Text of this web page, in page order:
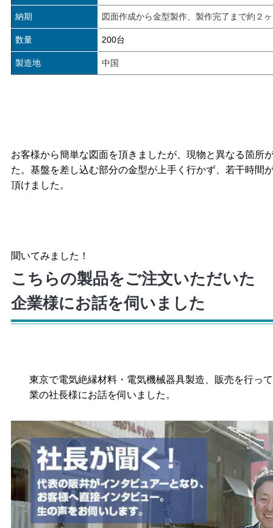
納期 図面作成から金型製作、製作完了まで約２
数量 200台
製造地 中国
お客様から簡単な図面を頂きましたが、現物と異なる箇所
た。基盤を差し込む部分の金型が上手く行かず、若干時間
頂けました。
聞いてみました！
こちらの製品をご注文いただいた
企業様にお話を伺いました
東京で電気絶縁材料・電気機械器具製造、販売を行っ
業の社長様にお話を伺いました。